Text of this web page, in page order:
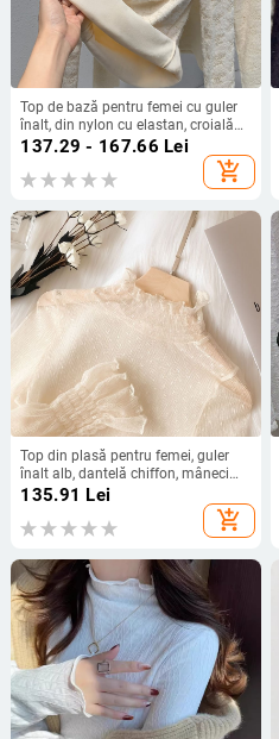
Top de bază pentru femei cu guler
înalt, din nylon cu elastan, croială
Slim, mâneci lungi, stil elegant
137.29 - 167.66 Lei
add_shopping_cart
Top din plasă pentru femei, guler
înalt alb, dantelă chiffon, mâneci
lungi, strat interior subțire pentru
135.91 Lei
add_shopping_cart